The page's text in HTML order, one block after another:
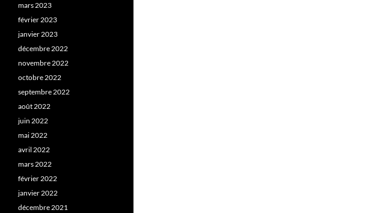
mars 2023
février 2023
janvier 2023
décembre 2022
novembre 2022
octobre 2022
septembre 2022
août 2022
juin 2022
mai 2022
avril 2022
mars 2022
février 2022
janvier 2022
décembre 2021